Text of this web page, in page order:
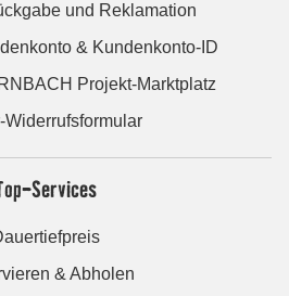
und Reklamation
& Kundenkonto-ID
Projekt-Marktplatz
Widerrufsformular
Services
& Abholen